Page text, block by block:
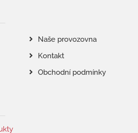
Naše provozovna
Kontakt
Obchodní podmínky